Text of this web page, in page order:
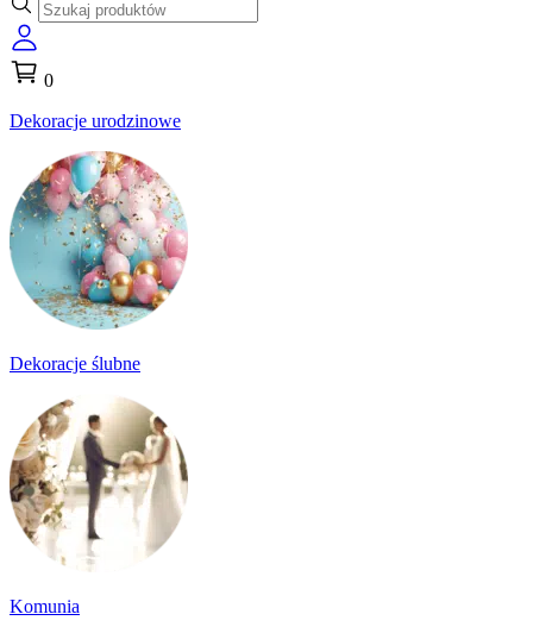
0
Dekoracje urodzinowe
Dekoracje ślubne
Komunia